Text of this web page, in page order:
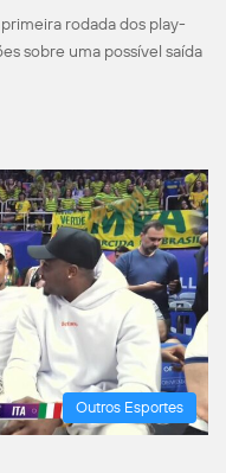
rodada dos play-
sobre uma possível saída
Outros Esportes